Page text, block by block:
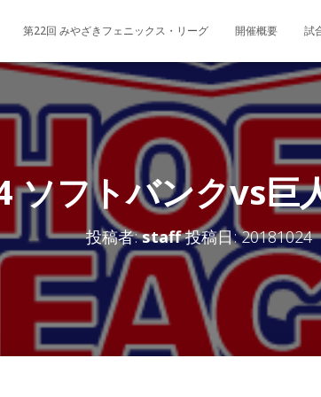
第22回 みやざきフェニックス・リーグ 開催概要 試
ソフトバンクvs巨
投稿者:staff投稿日:20181024